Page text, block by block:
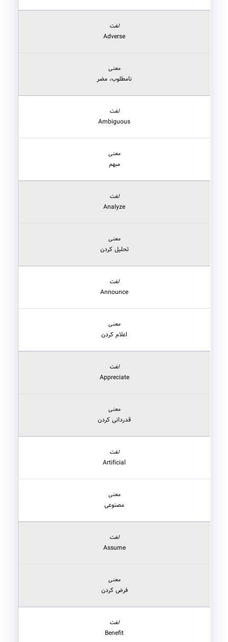
Adverse
نامطلوب، مضر
Ambiguous
مبهم
Analyze
تحلیل کردن
Announce
اعلام کردن
Appreciate
قدردانی کردن
Artificial
مصنوعی
Assume
فرض کردن
Benefit